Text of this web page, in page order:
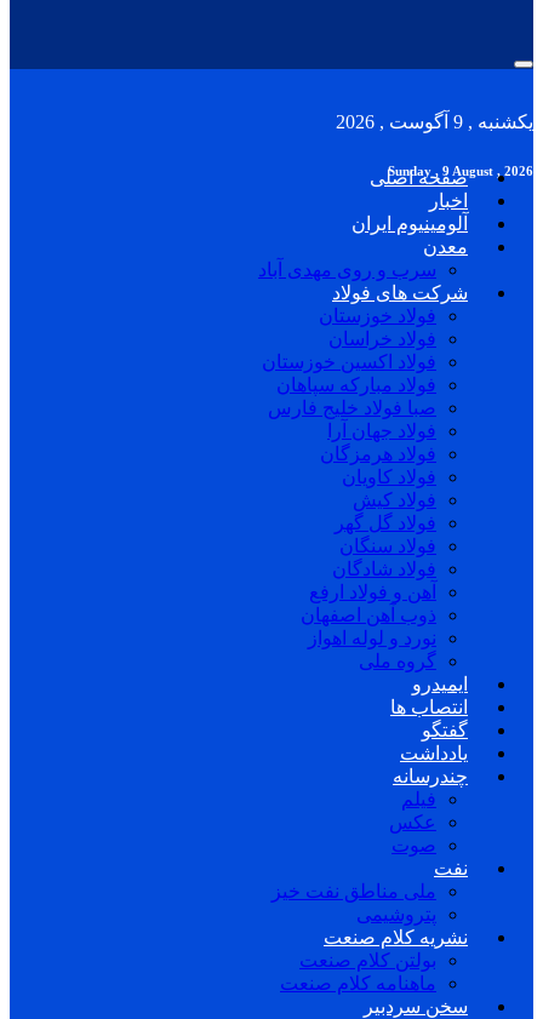
یکشنبه , 9 آگوست , 2026
Sunday , 9 August , 2026
صفحه اصلی
اخبار
آلومینیوم ایران
معدن
سرب و روی مهدی آباد
شرکت های فولاد
فولاد خوزستان
فولاد خراسان
فولاد اکسین خوزستان
فولاد مبارکه سپاهان
صبا فولاد خلیج فارس
فولاد جهان آرا
فولاد هرمزگان
فولاد کاویان
فولاد کیش
فولاد گل گهر
فولاد سنگان
فولاد شادگان
آهن و فولاد ارفع
ذوب آهن اصفهان
نورد و لوله اهواز
گروه ملی
ایمیدرو
انتصاب ها
گفتگو
یادداشت
چندرسانه
فیلم
عکس
صوت
نفت
ملی مناطق نفت خیز
پتروشیمی
نشریه کلام صنعت
بولتن کلام صنعت
ماهنامه کلام صنعت
سخن سردبیر